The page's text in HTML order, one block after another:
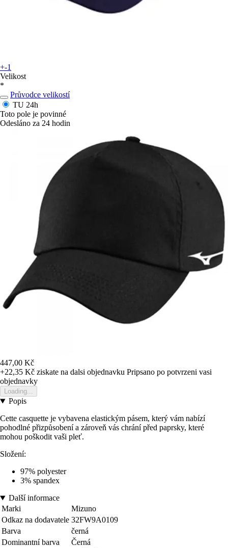
+-1
Velikost
*
Průvodce velikostí
TU 24h
Toto pole je povinné
Odesláno za 24 hodin
447,00 Kč
+22,35 Kč ziskate na dalsi objednavku Pripsano po potvrzeni vasi
objednavky
Loading...
Popis
Cette casquette je vybavena elastickým pásem, který vám nabízí
pohodlné přizpůsobení a zároveň vás chrání před paprsky, které
mohou poškodit vaši pleť.
Složení:
97% polyester
3% spandex
Další informace
Marki
Mizuno
Odkaz na dodavatele 32FW9A0109
Barva
černá
Dominantní barva
Černá